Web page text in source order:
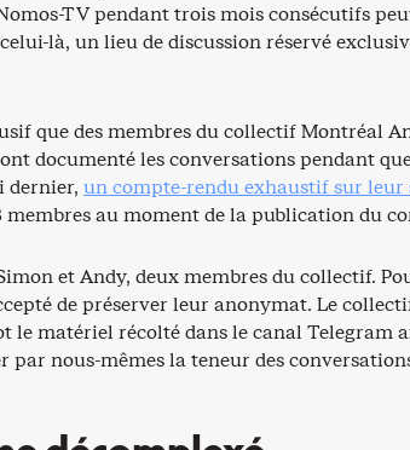
TV pendant trois mois consécutifs
là, un lieu de discussion réservé
que des membres du collectif Montréal
documenté les conversations pendant
dernier, un compte-rendu exhaustif sur leur
au moment de la publication du
et Andy, deux membres du collectif.
de préserver leur anonymat. Le
le matériel récolté dans le canal Telegram
par nous-mêmes la teneur des